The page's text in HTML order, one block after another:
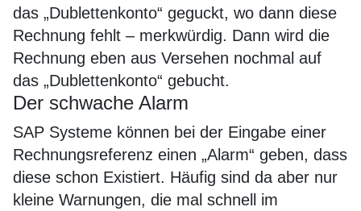
das „Dublettenkonto“ geguckt, wo dann diese
Rechnung fehlt – merkwürdig. Dann wird die
Rechnung eben aus Versehen nochmal auf
das „Dublettenkonto“ gebucht.
Der schwache Alarm
SAP Systeme können bei der Eingabe einer
Rechnungsreferenz einen „Alarm“ geben, dass
diese schon Existiert. Häufig sind da aber nur
kleine Warnungen, die mal schnell im